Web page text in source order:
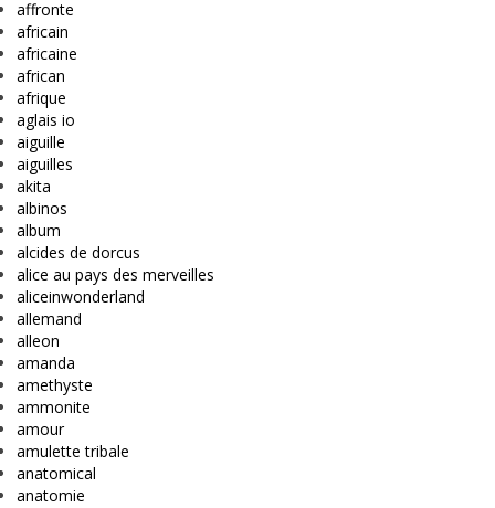
affronte
africain
africaine
african
afrique
aglais io
aiguille
aiguilles
akita
albinos
album
alcides de dorcus
alice au pays des merveilles
aliceinwonderland
allemand
alleon
amanda
amethyste
ammonite
amour
amulette tribale
anatomical
anatomie